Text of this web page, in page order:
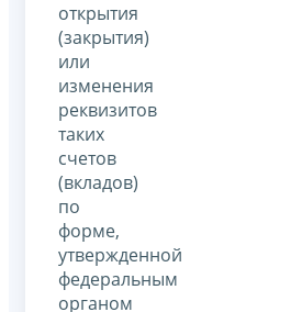
открытия
(закрытия)
или
изменения
реквизитов
таких
счетов
(вкладов)
по
форме,
утвержденной
федеральным
органом